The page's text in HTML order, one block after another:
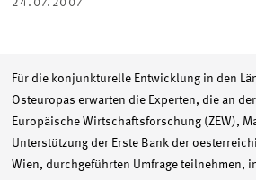
24.07.2007
Für die konjunkturelle Entwicklung in den
Osteuropas erwarten die Experten, die an
Europäische Wirtschaftsforschung (ZEW),
Unterstützung der Erste Bank der
Wien, durchgeführten Umfrage teilnehmen,